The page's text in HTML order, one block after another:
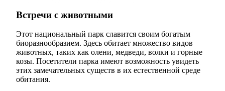
Встречи с животными
Этот национальный парк славится своим богатым
биоразнообразием. Здесь обитает множество видов
животных, таких как олени, медведи, волки и горные
козы. Посетители парка имеют возможность увидеть
этих замечательных существ в их естественной среде
обитания.